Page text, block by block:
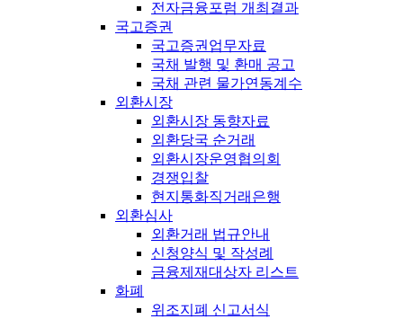
전자금융포럼 개최결과
국고증권
국고증권업무자료
국채 발행 및 환매 공고
국채 관련 물가연동계수
외환시장
외환시장 동향자료
외환당국 순거래
외환시장운영협의회
경쟁입찰
현지통화직거래은행
외환심사
외환거래 법규안내
신청양식 및 작성례
금융제재대상자 리스트
화폐
위조지폐 신고서식